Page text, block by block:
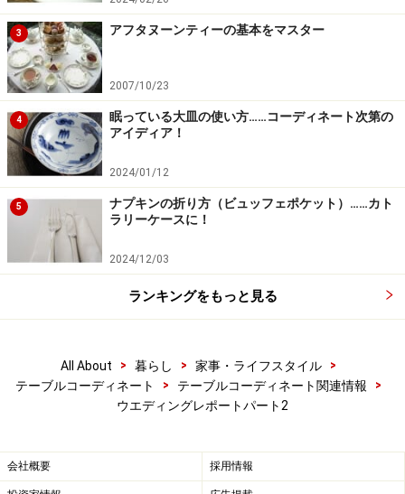
3 アフタヌーンティーの基本をマスター
2007/10/23
4
眠っている大皿の使い方……コーディネート次第の
アイディア！
2024/01/12
5
ナプキンの折り方（ビュッフェポケット）……カト
ラリーケースに！
2024/12/03
ランキングをもっと見る
All About > 暮らし > 家事・ライフスタイル
>
テーブルコーディネート
> テーブルコーディネート関連情報
>
ウエディングレポートパート2
会社概要 採用情報